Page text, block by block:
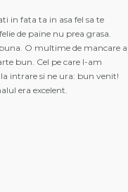
in fata ta in asa fel sa te
de paine nu prea grasa.
O multime de mancare a
bun. Cel pe care l-am
intrare si ne ura: bun venit!
era excelent.